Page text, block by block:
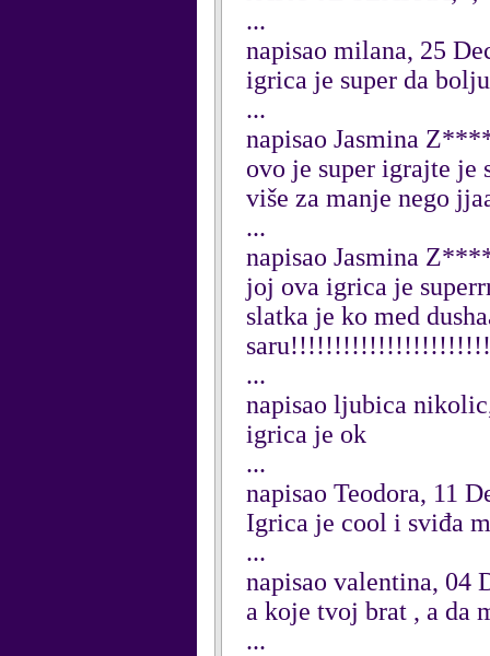
...
napisao milana, 25
igrica je super da
...
napisao Jasmina
ovo je super igrajte je
više za manje nego
...
napisao Jasmina
joj ova igrica je
slatka je ko med
...
napisao ljubica
igrica je ok
...
napisao Teodora, 11
Igrica je cool i sviđa
...
napisao valentina, 04
a koje tvoj brat , a da
...